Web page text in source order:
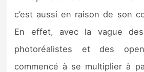
c’est aussi en raison de son
En effet, avec la vague des
photoréalistes et des
commencé à se multiplier à